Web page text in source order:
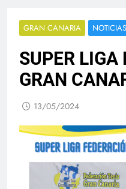
GRAN CANARIA NOTICIAS
SUPER LIGA
GRAN
13/05/2024